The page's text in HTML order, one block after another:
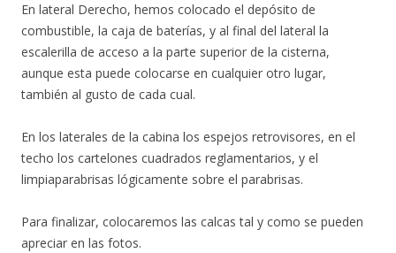
En lateral Derecho, hemos colocado el depósito de
combustible, la caja de baterías, y al final del lateral la
escalerilla de acceso a la parte superior de la cisterna,
aunque esta puede colocarse en cualquier otro lugar,
también al gusto de cada cual.
En los laterales de la cabina los espejos retrovisores, en el
techo los cartelones cuadrados reglamentarios, y el
limpiaparabrisas lógicamente sobre el parabrisas.
Para finalizar, colocaremos las calcas tal y como se pueden
apreciar en las fotos.